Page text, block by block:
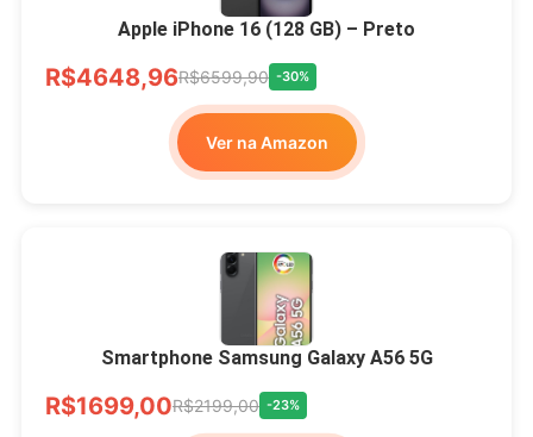
Apple iPhone 16 (128 GB) – Preto
R$4648,96R$6599,90 -30%
Ver na Amazon
Smartphone Samsung Galaxy A56 5G
R$1699,00R$2199,00 -23%